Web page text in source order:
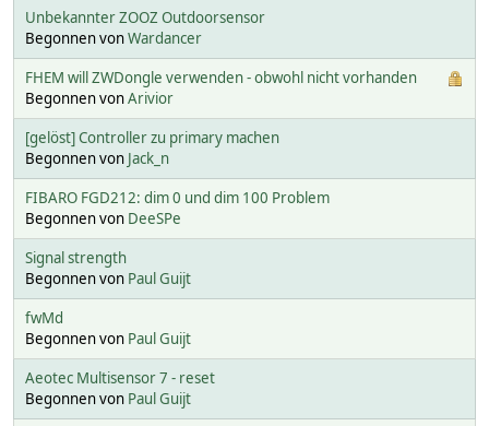
Unbekannter ZOOZ Outdoorsensor
Begonnen vonWardancer
FHEM will ZWDongle verwenden - obwohl nicht vorhanden
Begonnen vonArivior
[gelöst] Controller zu primary machen
Begonnen von Jack_n
FIBARO FGD212: dim 0 und dim 100 Problem
Begonnen von DeeSPe
Signal strength
Begonnen von Paul Guijt
fwMd
Begonnen von Paul Guijt
Aeotec Multisensor 7 - reset
Begonnen von Paul Guijt